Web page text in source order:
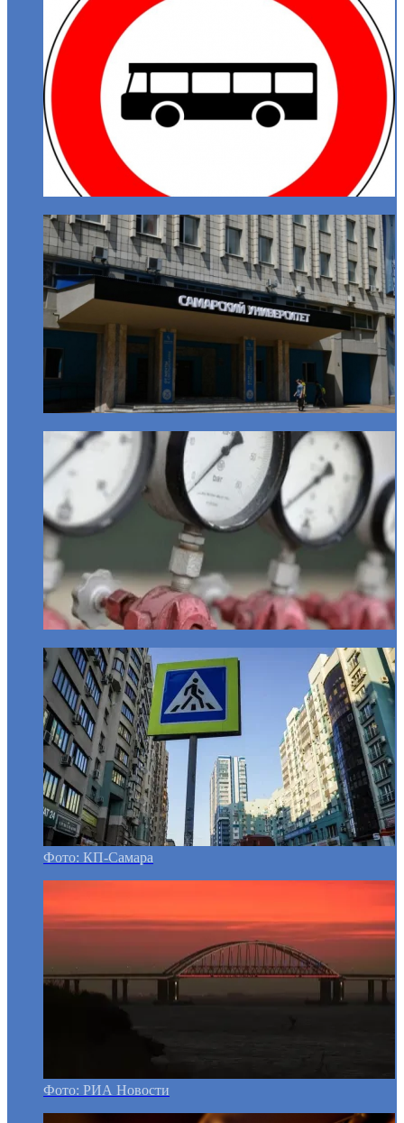
Фото: КП-Самара
Фото: РИА Новости